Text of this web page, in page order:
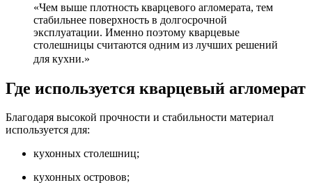
«Чем выше плотность кварцевого агломерата, тем
стабильнее поверхность в долгосрочной
эксплуатации. Именно поэтому кварцевые
столешницы считаются одним из лучших решений
для кухни.»
Где используется кварцевый агломерат
Благодаря высокой прочности и стабильности материал
используется для:
кухонных столешниц;
кухонных островов;